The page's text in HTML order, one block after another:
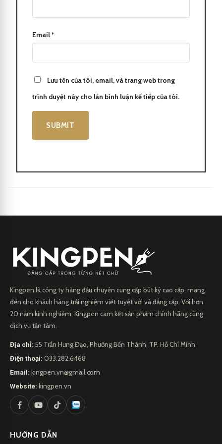
Cũng như là vật dụng thiết yếu trong cặp xách của các doanh
Email*
Lưu tên của tôi, email, và trang web trong
trình duyệt này cho lần bình luận kế tiếp của tôi.
Kingpen là công ty hàng đầu chuyên cung cấp bút ký cao cấp, mang
đến cho khách hàng trải nghiệm viết tuyệt vời và đẳng cấp. Với hơn
20 năm kinh nghiệm, Kingpen cam kết sản phẩm chính hãng cùng
dịch vụ tận tâm.
Địa chỉ: 55 Trần Hưng Đạo, Phường Bến Thành, TP. Hồ Chí Minh
Điện thoại: 033.282.6468
Email: kingpen.vn@gmail.com
Website: kingpen.vn
HƯỚNG DẪN